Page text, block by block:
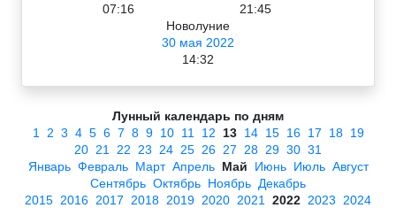
07:16
21:45
Новолуние
30 мая 2022
14:32
Лунный календарь по дням
1
2 3 4 5 6 7 8 9 10 11 12 13 14 15 16 17 18 19
20 21 22 23 24 25 26 27 28 29 30 31
Январь Февраль Март Апрель Май Июнь Июль Август
Сентябрь Октябрь Ноябрь Декабрь
2015 2016 2017 2018 2019 2020 2021 2022 2023
2024